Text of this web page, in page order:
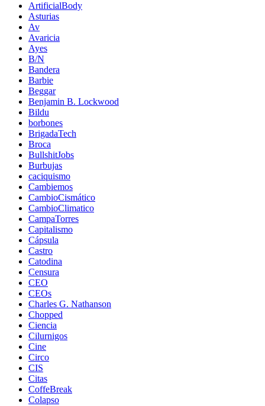
ArtificialBody
Asturias
Av
Avaricia
Ayes
B/N
Bandera
Barbie
Beggar
Benjamin B. Lockwood
Bildu
borbones
BrigadaTech
Broca
BullshitJobs
Burbujas
caciquismo
Cambiemos
CambioCismático
CambioClimatico
CampaTorres
Capitalismo
Cápsula
Castro
Catodina
Censura
CEO
CEOs
Charles G. Nathanson
Chopped
Ciencia
Cilurnigos
Cine
Circo
CIS
Citas
CoffeBreak
Colapso